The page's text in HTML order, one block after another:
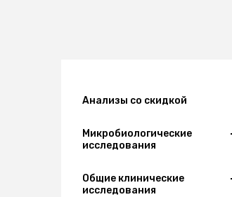
Анализы со скидкой
Микробиологические
исследования
Общие клинические
исследования